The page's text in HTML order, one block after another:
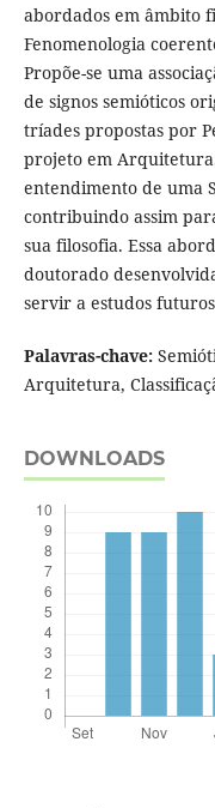
abordados em âmbito
Fenomenologia
Propõe-se uma
de signos semióticos
tríades propostas por
projeto em
entendimento de uma
contribuindo assim
sua filosofia. Essa
doutorado
servir a estudos
Palavras-chave:
Arquitetura,
DOWNLOADS